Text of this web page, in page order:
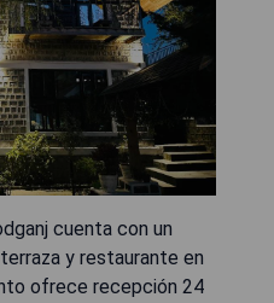
cuenta con un
y restaurante en
ofrece recepción 24